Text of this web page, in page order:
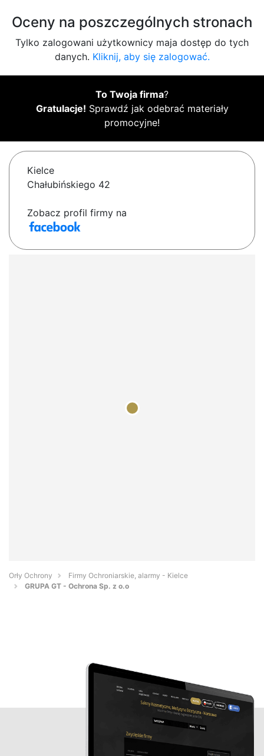
Oceny na poszczególnych stronach
Tylko zalogowani użytkownicy maja dostęp do tych
danych. Kliknij, aby się zalogować.
To Twoja firma?
Gratulacje! Sprawdź jak odebrać materiały
promocyjne!
Kielce
Chałubińskiego 42
Zobacz profil firmy na
Orły Ochrony
Firmy Ochroniarskie, alarmy - Kielce
GRUPA GT - Ochrona Sp. z o.o